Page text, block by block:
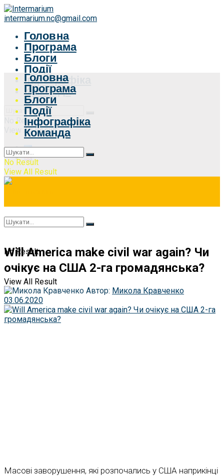
intermarium.nc@gmail.com
Головна
Програма
Блоги
Події
Інфографіка
Команда
No Result
View All Result
Головна
Програма
Блоги
Події
Інфографіка
Команда
No Result
View All Result
No Result
View All Result
Will America make civil war again? Чи
очікує на США 2-га громадянська?
Автор: Микола Кравченко
03.06.2020
Масові заворушення, які розпочались у США наприкінці